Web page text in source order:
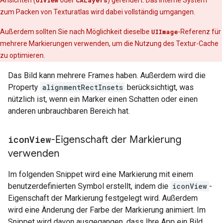
zum Packen von Texturatlas wird dabei vollständig umgangen.
Außerdem sollten Sie nach Möglichkeit dieselbe UIImage-Referenz für
mehrere Markierungen verwenden, um die Nutzung des Textur-Cache
zu optimieren.
Das Bild kann mehrere Frames haben. Außerdem wird die
Property alignmentRectInsets berücksichtigt, was
nützlich ist, wenn ein Marker einen Schatten oder einen
anderen unbrauchbaren Bereich hat.
iconView-Eigenschaft der Markierung
verwenden
Im folgenden Snippet wird eine Markierung mit einem
benutzerdefinierten Symbol erstellt, indem die iconView -
Eigenschaft der Markierung festgelegt wird. Außerdem
wird eine Änderung der Farbe der Markierung animiert. Im